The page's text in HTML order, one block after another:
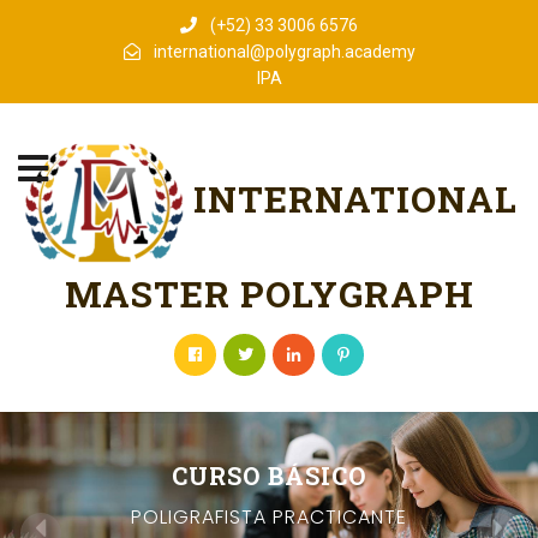
(+52) 33 3006 6576
international@polygraph.academy
IPA
INTERNATIONAL
MASTER POLYGRAPH
CURSO BÁSICO
POLIGRAFISTA PRACTICANTE